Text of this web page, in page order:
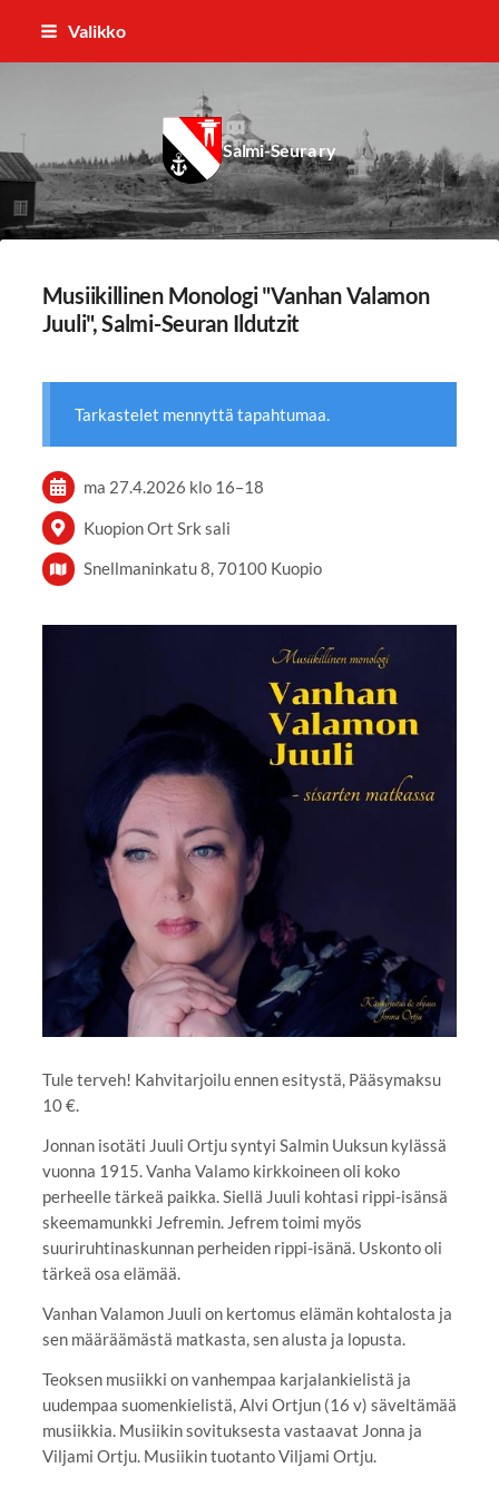
Siirry
Valikko
Salmi-Seura ry
Musiikillinen Monologi "Vanhan Valamon
Juuli", Salmi-Seuran Ildutzit
Tarkastelet mennyttä tapahtumaa.
ma 27.4.2026 klo 16–18
Kuopion Ort Srk sali
Snellmaninkatu 8, 70100 Kuopio
Tule terveh! Kahvitarjoilu ennen esitystä, Pääsymaksu
10 €.
Jonnan isotäti Juuli Ortju syntyi Salmin Uuksun kylässä
vuonna 1915. Vanha Valamo kirkkoineen oli koko
perheelle tärkeä paikka. Siellä Juuli kohtasi rippi-isänsä
skeemamunkki Jefremin. Jefrem toimi myös
suuriruhtinaskunnan perheiden rippi-isänä. Uskonto oli
tärkeä osa elämää.
Vanhan Valamon Juuli on kertomus elämän kohtalosta ja
sen määräämästä matkasta, sen alusta ja lopusta.
Teoksen musiikki on vanhempaa karjalankielistä ja
uudempaa suomenkielistä, Alvi Ortjun (16 v) säveltämää
musiikkia. Musiikin sovituksesta vastaavat Jonna ja
Viljami Ortju. Musiikin tuotanto Viljami Ortju.